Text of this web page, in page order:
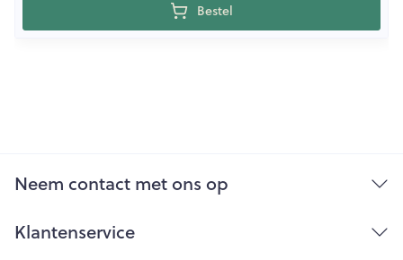
Bestel
Neem contact met ons op
Klantenservice